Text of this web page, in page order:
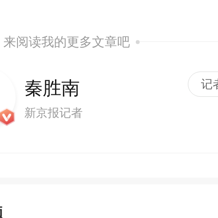
来阅读我的更多文章吧
秦胜南
新京报记者
记